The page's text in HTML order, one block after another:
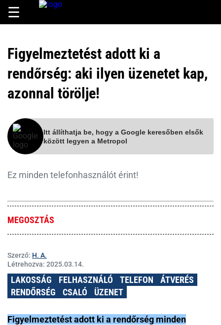
☰
Figyelmeztetést adott ki a
rendőrség: aki ilyen üzenetet kap,
azonnal törölje!
Itt állíthatja be, hogy a Google keresőben elsők
között legyen a Metropol
Ez minden telefonhasználót érint!
MEGOSZTÁS
Szerző: H. A.
Létrehozva: 2025.03.14.
LAKOSSÁG FELHASZNÁLÓ TELEFON
ÁTVERÉS
RENDŐRSÉG
CSALÓ ÜZENET
Figyelmeztetést adott ki a rendőrség minden